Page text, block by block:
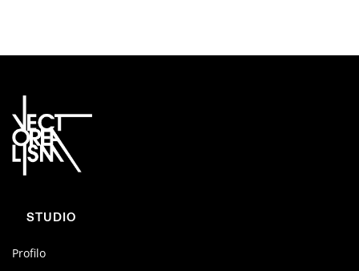
STUDIO
Profilo